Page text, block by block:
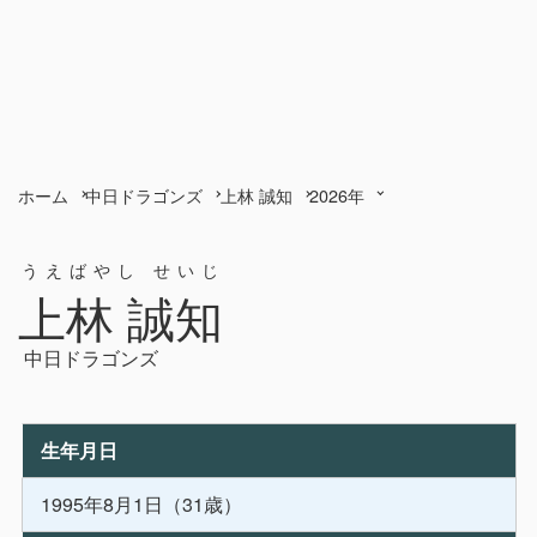
ホーム 中日ドラゴンズ 上林 誠知 2026年
上林 誠知
うえばやし せいじ
中日ドラゴンズ
生年月日
1995年8月1日（31歳）